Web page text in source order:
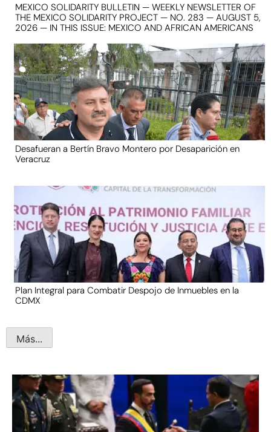
MEXICO SOLIDARITY BULLETIN — WEEKLY NEWSLETTER OF
THE MEXICO SOLIDARITY PROJECT — NO. 283 — AUGUST 5,
2026 — IN THIS ISSUE: MEXICO AND AFRICAN AMERICANS
Desafueran a Bertín Bravo Montero por Desaparición en
Veracruz
Plan Integral para Combatir Despojo de Inmuebles en la
CDMX
Más...